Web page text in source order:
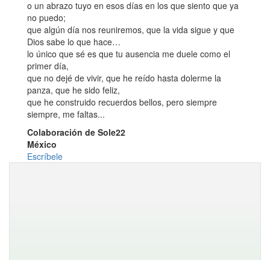
o un abrazo tuyo en esos días en los que siento que ya
no puedo;
que algún día nos reuniremos, que la vida sigue y que
Dios sabe lo que hace…
lo único que sé es que tu ausencia me duele como el
primer día,
que no dejé de vivir, que he reído hasta dolerme la
panza, que he sido feliz,
que he construido recuerdos bellos, pero siempre
siempre, me faltas...
Colaboración de Sole22
México
Escríbele